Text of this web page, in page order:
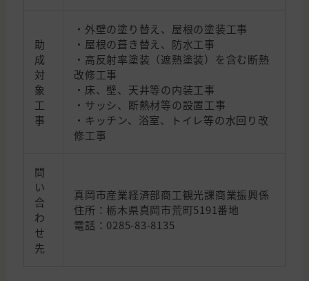
助
成
対
象
工
事
・外壁の塗り替え、屋根の塗装工事
・屋根の葺き替え、防水工事
・高反射率塗装（遮熱塗装）を含む断熱
改修工事
・床、壁、天井等の内装工事
・サッシ、断熱材等の設置工事
・キッチン、浴室、トイレ等の水回り改
修工事
問
い
合
わ
せ
先
真岡市産業経済部商工観光課商業振興係
住所：栃木県真岡市荒町5191番地
電話：0285-83-8135